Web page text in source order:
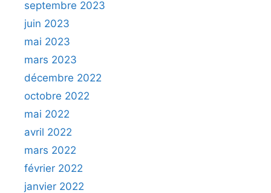
septembre 2023
juin 2023
mai 2023
mars 2023
décembre 2022
octobre 2022
mai 2022
avril 2022
mars 2022
février 2022
janvier 2022